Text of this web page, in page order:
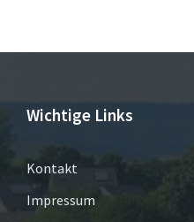
Wichtige Links
Kontakt
Impressum